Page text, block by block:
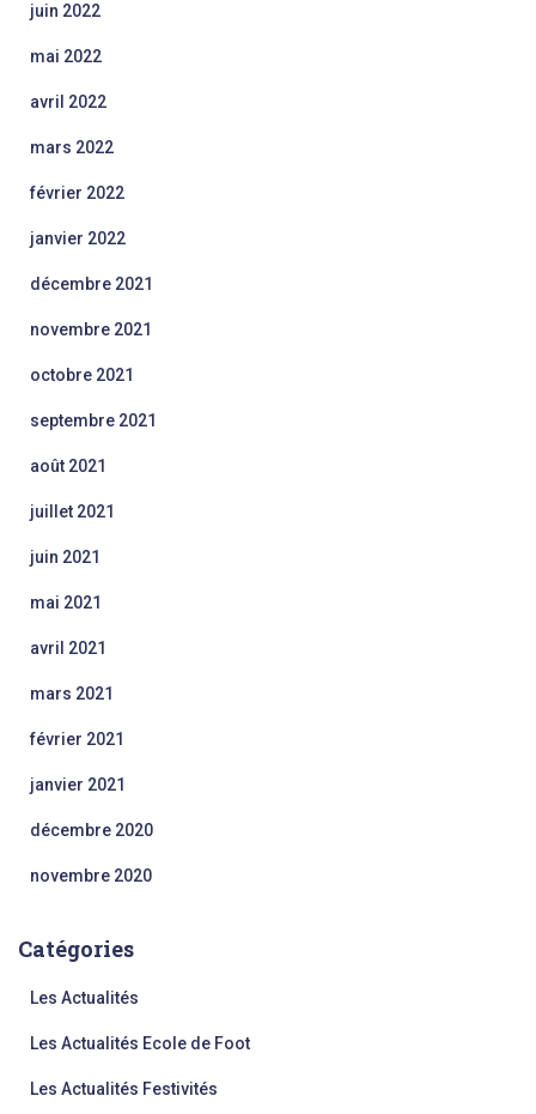
juin 2022
mai 2022
avril 2022
mars 2022
février 2022
janvier 2022
décembre 2021
novembre 2021
octobre 2021
septembre 2021
août 2021
juillet 2021
juin 2021
mai 2021
avril 2021
mars 2021
février 2021
janvier 2021
décembre 2020
novembre 2020
Catégories
Les Actualités
Les Actualités Ecole de Foot
Les Actualités Festivités